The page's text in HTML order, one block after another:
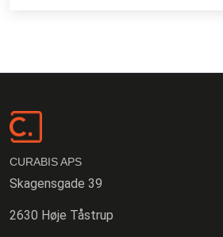
CURABIS APS
Skagensgade 39
2630 Høje Tåstrup